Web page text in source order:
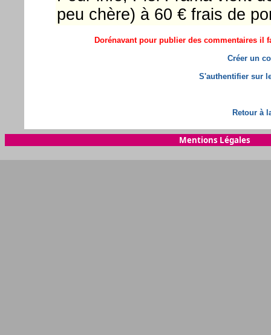
peu chère) à 60 € frais de
Dorénavant pour publier des commentaires il
Créer un
S'authentifier sur
Retour à
Mentions Légales